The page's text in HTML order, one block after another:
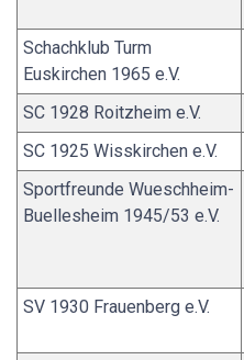
Schachklub Turm
Euskirchen 1965 e.V.
SC 1928 Roitzheim e.V.
SC 1925 Wisskirchen e.V.
Sportfreunde Wueschheim-
Buellesheim 1945/53 e.V.
SV 1930 Frauenberg e.V.